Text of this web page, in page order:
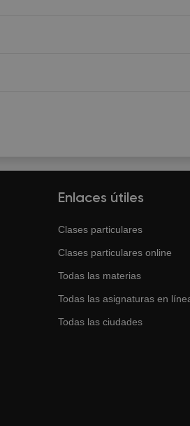
Enlaces útiles
Clases particulares
Clases particulares online
Todas las materias
Todas las asignaturas en
Todas las ciudades